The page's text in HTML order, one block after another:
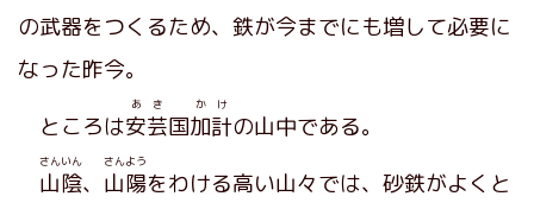
の武器をつくるため、鉄が今までにも増して必要に
なった昨今。
ところは安芸
あき
国加計
かけ
の山中である。
山陰
さんいん
、 山陽
さんよう
をわける高い山々では、砂鉄がよくと